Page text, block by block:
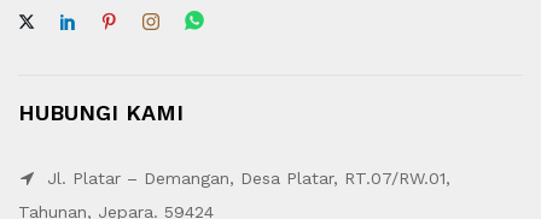
HUBUNGI KAMI
Jl. Platar – Demangan, Desa Platar, RT.07/RW.01,
Tahunan, Jepara. 59424